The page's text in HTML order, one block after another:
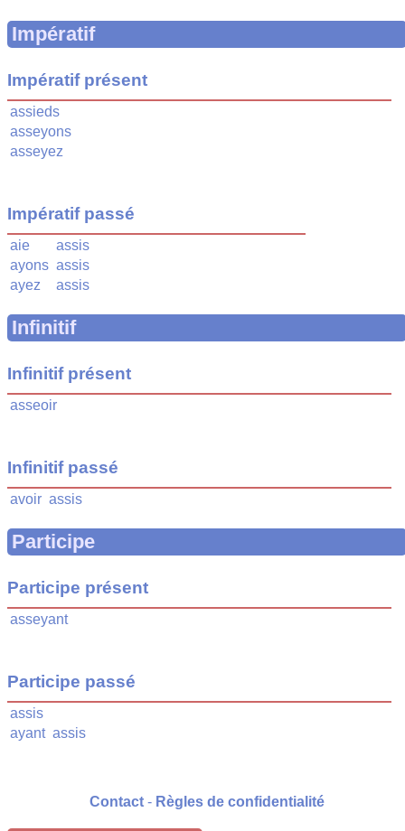
Impératif
Impératif présent
assieds
asseyons
asseyez
Impératif passé
aie
assis
ayons assis
ayez
assis
Infinitif
Infinitif présent
asseoir
Infinitif passé
avoir assis
Participe
Participe présent
asseyant
Participe passé
assis
ayant assis
Contact - Règles de confidentialité